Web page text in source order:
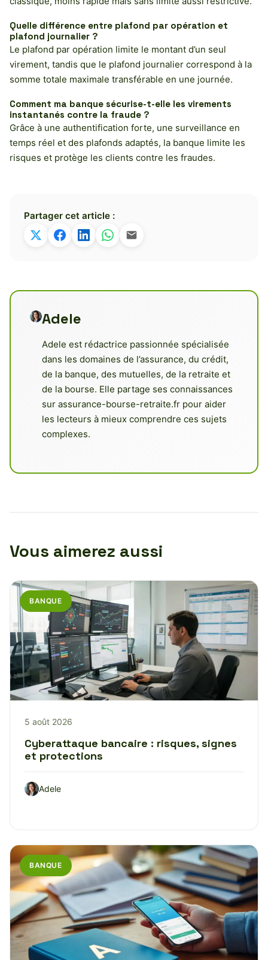
Quelle différence entre plafond par opération et
plafond journalier ?
Le plafond par opération limite le montant d’un seul
virement, tandis que le plafond journalier correspond à la
somme totale maximale transférable en une journée.
Comment ma banque sécurise-t-elle les virements
instantanés contre la fraude ?
Grâce à une authentification forte, une surveillance en
temps réel et des plafonds adaptés, la banque limite les
risques et protège les clients contre les fraudes.
Partager cet article :
Adele
Adele est rédactrice passionnée spécialisée
dans les domaines de l’assurance, du crédit,
de la banque, des mutuelles, de la retraite et
de la bourse. Elle partage ses connaissances
sur assurance-bourse-retraite.fr pour aider
les lecteurs à mieux comprendre ces sujets
complexes.
Vous aimerez aussi
BANQUE
5 août 2026
Cyberattaque bancaire : risques, signes
et protections
Adele
BANQUE